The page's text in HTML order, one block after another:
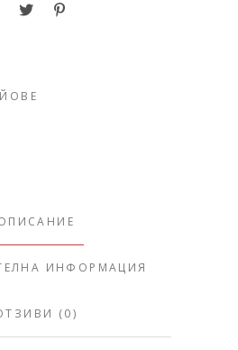
ИНФОРМАЦИЯ
(0)